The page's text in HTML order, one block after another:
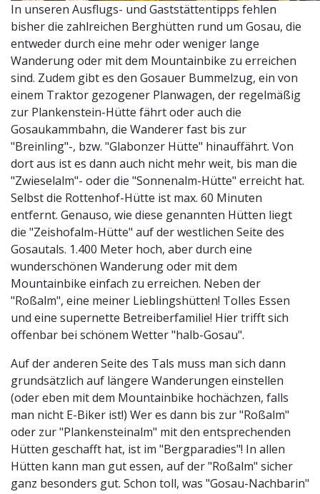
In unseren Ausflugs- und Gaststättentipps fehlen
bisher die zahlreichen Berghütten rund um Gosau, die
entweder durch eine mehr oder weniger lange
Wanderung oder mit dem Mountainbike zu erreichen
sind. Zudem gibt es den Gosauer Bummelzug, ein von
einem Traktor gezogener Planwagen, der regelmäßig
zur Plankenstein-Hütte fährt oder auch die
Gosaukammbahn, die Wanderer fast bis zur
"Breinling"-, bzw. "Glabonzer Hütte" hinauffährt. Von
dort aus ist es dann auch nicht mehr weit, bis man die
"Zwieselalm"- oder die "Sonnenalm-Hütte" erreicht hat.
Selbst die Rottenhof-Hütte ist max. 60 Minuten
entfernt. Genauso, wie diese genannten Hütten liegt
die "Zeishofalm-Hütte" auf der westlichen Seite des
Gosautals. 1.400 Meter hoch, aber durch eine
wunderschönen Wanderung oder mit dem
Mountainbike einfach zu erreichen. Neben der
"Roßalm", eine meiner Lieblingshütten! Tolles Essen
und eine supernette Betreiberfamilie! Hier trifft sich
offenbar bei schönem Wetter "halb-Gosau".
Auf der anderen Seite des Tals muss man sich dann
grundsätzlich auf längere Wanderungen einstellen
(oder eben mit dem Mountainbike hochächzen, falls
man nicht E-Biker ist!) Wer es dann bis zur "Roßalm"
oder zur "Plankensteinalm" mit den entsprechenden
Hütten geschafft hat, ist im "Bergparadies"! In allen
Hütten kann man gut essen, auf der "Roßalm" sicher
ganz besonders gut. Schon toll, was "Gosau-Nachbarin"